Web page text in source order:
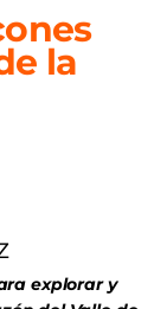
la
explorar y